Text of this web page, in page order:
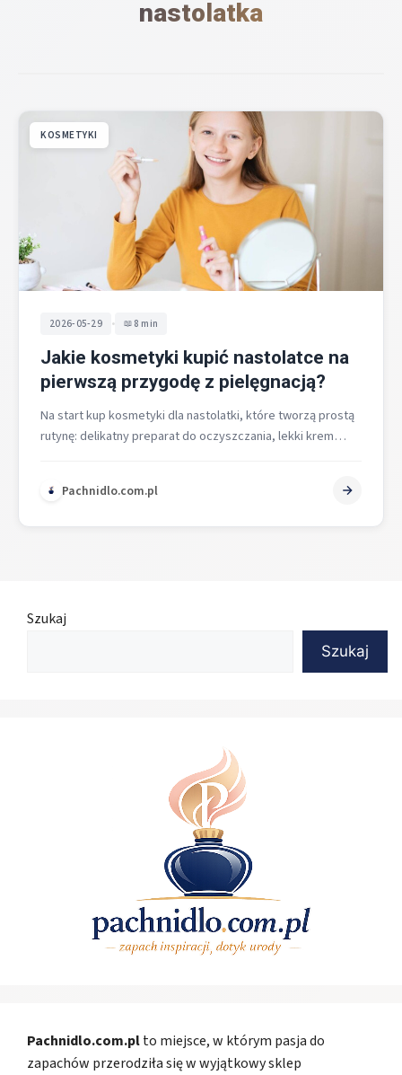
nastolatka
KOSMETYKI
2026-05-29 • 8 min
Jakie kosmetyki kupić nastolatce na
pierwszą przygodę z pielęgnacją?
Na start kup kosmetyki dla nastolatki, które tworzą prostą
rutynę: delikatny preparat do oczyszczania, lekki krem
Pachnidlo.com.pl
Szukaj
Szukaj
Pachnidlo.com.plto miejsce, w którym pasja do
zapachów przerodziła się w wyjątkowy sklep